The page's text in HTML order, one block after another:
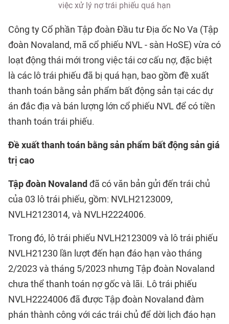
việc xử lý nợ trái phiếu quá hạn
Công ty Cổ phần Tập đoàn Đầu tư Địa ốc No Va (Tập
đoàn Novaland, mã cổ phiếu NVL - sàn HoSE) vừa có
loạt động thái mới trong việc tái cơ cấu nợ, đặc biệt
là các lô trái phiếu đã bị quá hạn, bao gồm đề xuất
thanh toán bằng sản phẩm bất động sản tại các dự
án đắc địa và bán lượng lớn cổ phiếu NVL để có tiền
thanh toán trái phiếu.
Đề xuất thanh toán bằng sản phẩm bất động sản giá
trị cao
Tập đoàn Novaland đã có văn bản gửi đến trái chủ
của 03 lô trái phiếu, gồm: NVLH2123009,
NVLH2123014, và NVLH2224006.
Trong đó, lô trái phiếu NVLH2123009 và lô trái phiếu
NVLH21230 lần lượt đến hạn đáo hạn vào tháng
2/2023 và tháng 5/2023 nhưng Tập đoàn Novaland
chưa thể thanh toán nợ gốc và lãi. Lô trái phiếu
NVLH2224006 đã được Tập đoàn Novaland đàm
phán thành công với các trái chủ để dời lịch đáo hạn